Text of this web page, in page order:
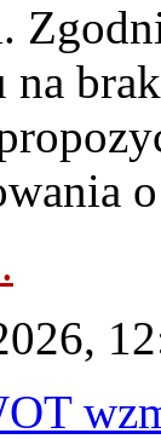
na